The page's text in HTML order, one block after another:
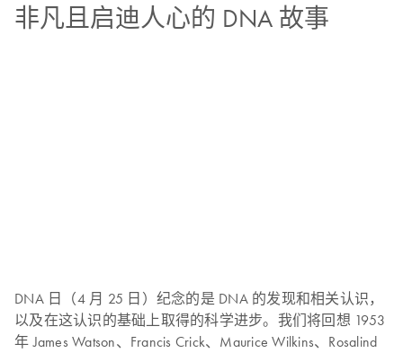
非凡且启迪人心的 DNA 故事
DNA 日（4 月 25 日）纪念的是 DNA 的发现和相关认识，
以及在这认识的基础上取得的科学进步。我们将回想 1953
年 James Watson、Francis Crick、Maurice Wilkins、Rosalind